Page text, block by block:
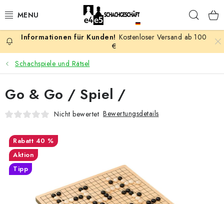
Inhalt
AKTION
SCHACHSPIELE
SCHACHFIGUREN
SCHACHBRETTER
SCHACHUHREN
SCHACHBÜCHER
SCHACH-ANTIQUITÄTENLADEN
Kostenloser Versand ab 100
€
Schachspiele und Rätsel
Go & Go / Spiel /
Nicht bewertet Bewertungsdetails
40 %
Aktion
Tipp